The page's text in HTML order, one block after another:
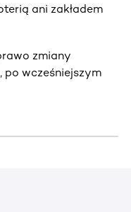
ani zakładem
zmiany
po wcześniejszym